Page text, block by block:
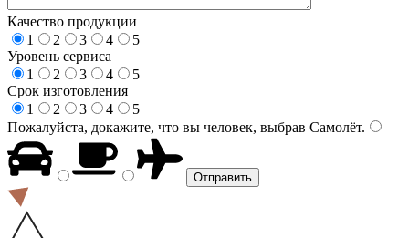
Качество продукции
1
2 3 4
5
Уровень сервиса
1
2 3 4
5
Срок изготовления
1
2 3 4
5
Пожалуйста, докажите, что вы человек, выбрав Самолёт.